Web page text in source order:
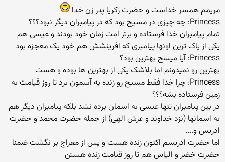
مریمم همسر خداست و حضرت زکریا پدر زن خدا
Princess: چه چیزی در مسیح بود كه در پیامبران دیگر نبود؟؟؟
تمام پیامبران خدا فرستاده و برتر امت زمان خود بودند و عیسی هم
یکی از پاک ترین اونها پیامبری که افرینشش هم خود یک معجزه بود
Princess: آیا میسح بهترین بود؟
بهترین رو نمیدونم اما بلاشک یکی از بهترین ها بوده و هست
Princess: چرا خدا فقط مسیح رو زنده به آسمون برد تا روز قیامت به
زمین فرستاده بشه؟؟؟
در بین پیامبران تنها عیسی به اسمان برده نشد بلکه پیامبران دیگر هم
به اسمانها (نزد خداوند و عرش الهی) از جمله حضرت محمد و حضرت
ادریس و....
اما حضرت ادریسم اکنون زنده هست و پس از معراج بر نگشت ضمنا
حضرت خضر و الیاس هم تا روز قیامت زنده هستن